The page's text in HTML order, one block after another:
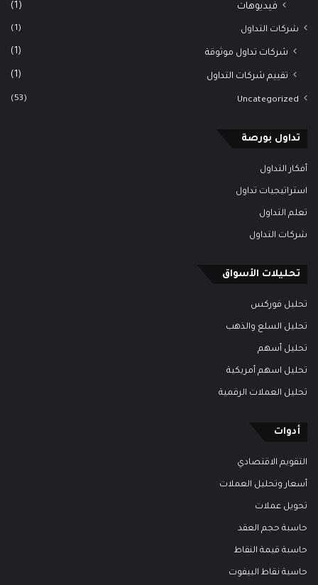
فيديوهات (1)
شركات التداول (1)
شركات تداول موثوقة (1)
تقييم شركات التداول (1)
Uncategorized
(53)
تداول بورصة
أفكار التداول
استراتيجيات تداول
تعلم التداول
شركات التداول
تحليلات الأسواق
تحليل فوركس
تحليل السلع والذهب
تحليل أسهم
تحليل اسهم أمريكية
تحليل العملات الرقمية
أدوات
التقويم الاقتصادي
أسعار وتحليل العملات
تحويل عملات
حاسبة حجم العقد
حاسبة قيمة النقاط
حاسبة نقاط البيفوت